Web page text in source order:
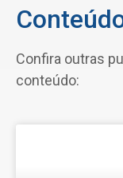
Confira outras
conteúdo: